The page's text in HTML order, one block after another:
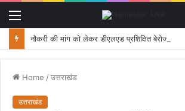
Home /उत्तराखंड
उत्तराखंड